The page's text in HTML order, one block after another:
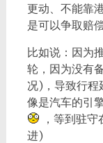
更动、不能靠
是可以争取赔
比如说：因为
轮，因为没有
况)，导致行程
像是汽车的引
，等到驻
进)